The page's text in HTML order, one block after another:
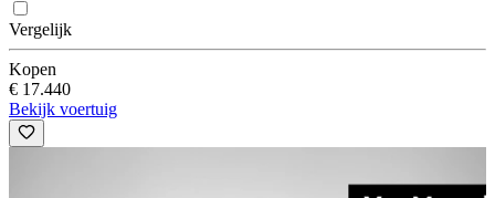
Vergelijk
Kopen
€ 17.440
Bekijk voertuig